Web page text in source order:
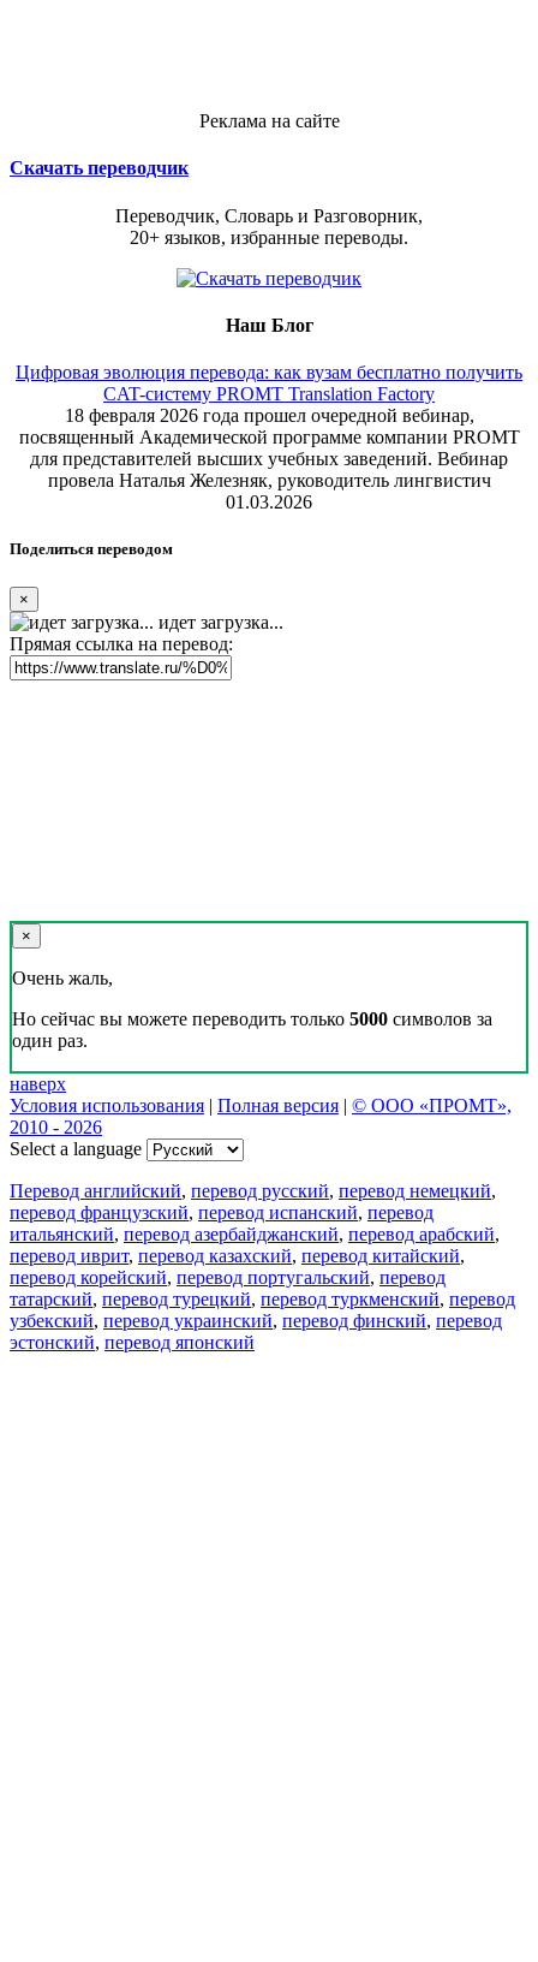
Реклама на сайте
Скачать переводчик
Переводчик, Словарь и Разговорник,
20+ языков, избранные переводы.
Наш Блог
Цифровая эволюция перевода: как вузам бесплатно получить
CAT-систему PROMT Translation Factory
18 февраля 2026 года прошел очередной вебинар,
посвященный Академической программе компании PROMT
для представителей высших учебных заведений. Вебинар
провела Наталья Железняк, руководитель лингвистич
01.03.2026
Поделиться переводом
×
идет загрузка...
Прямая ссылка на перевод:
×
Очень жаль,
Но сейчас вы можете переводить только 5000 символов за
один раз.
наверх
Условия использования | Полная версия | © ООО «ПРОМТ»,
2010 - 2026
Select a language
Перевод английский, перевод русский, перевод немецкий,
перевод французский, перевод испанский, перевод
итальянский, перевод азербайджанский, перевод арабский,
перевод иврит, перевод казахский, перевод китайский,
перевод корейский, перевод португальский, перевод
татарский, перевод турецкий, перевод туркменский, перевод
узбекский, перевод украинский, перевод финский, перевод
эстонский, перевод японский